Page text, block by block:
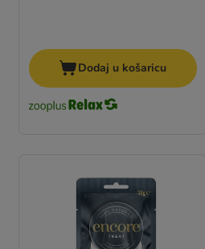
Dodaj u košaricu